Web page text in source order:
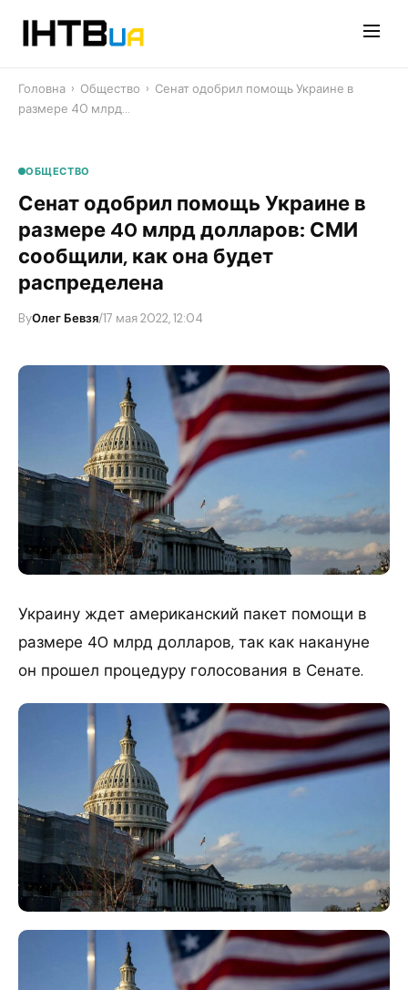
Головна › Общество › ​Сенат одобрил помощь Украине в
размере 40 млрд…
ОБЩЕСТВО
​Сенат одобрил помощь Украине в
размере 40 млрд долларов: СМИ
сообщили, как она будет
распределена
ByОлег Бевзя/17 мая 2022, 12:04
Украину ждет американский пакет помощи в
размере 40 млрд долларов, так как накануне
он прошел процедуру голосования в Сенате.